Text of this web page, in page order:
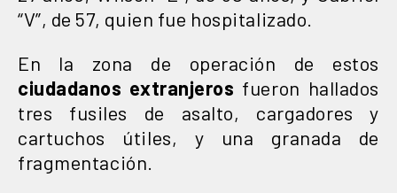
“V”, de 57, quien fue hospitalizado.
En la zona de operación de estos
ciudadanos extranjeros fueron hallados
tres fusiles de asalto, cargadores y
cartuchos útiles, y una granada de
fragmentación.